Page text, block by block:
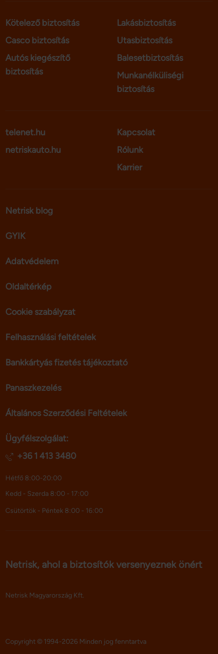
Kötelező biztosítás
Casco biztosítás
Autós kiegészítő
biztosítás
Lakásbiztosítás
Utasbiztosítás
Balesetbiztosítás
Munkanélküliségi
biztosítás
telenet.hu
netriskauto.hu
Kapcsolat
Rólunk
Karrier
Netrisk blog
GYIK
Adatvédelem
Oldaltérkép
Cookie szabályzat
Felhasználási feltételek
Bankkártyás fizetés tájékoztató
Panaszkezelés
Általános Szerződési Feltételek
Ügyfélszolgálat:
+36 1 413 3480
Hétfő 8:00-20:00
Kedd - Szerda 8:00 - 17:00
Csütörtök - Péntek 8:00 - 16:00
Netrisk, ahol a biztosítók versenyeznek önért
Netrisk Magyarország Kft.
Copyright © 1994-2026 Minden jog fenntartva